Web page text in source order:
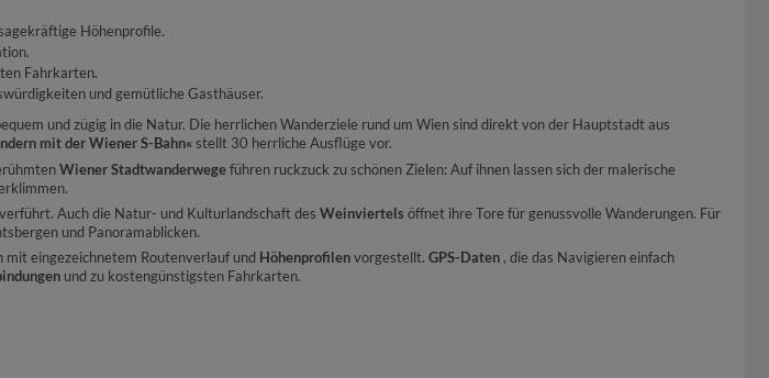
Höhenprofile.
Fahrkarten.
und gemütliche Gasthäuser.
und zügig in die Natur. Die herrlichen Wanderziele rund um Wien sind direkt von der Hauptstadt aus
mit der Wiener S-Bahn«stellt 30 herrliche Ausflüge vor.
Wiener Stadtwanderwegeführen ruckzuck zu schönen Zielen: Auf ihnen lassen sich der malerische
Auch die Natur- und Kulturlandschaft des Weinviertels öffnet ihre Tore für genussvolle Wanderungen. Für
und Panoramablicken.
mit eingezeichnetem Routenverlauf und Höhenprofilenvorgestellt. GPS-Daten , die das Navigieren einfach
und zu kostengünstigsten Fahrkarten.